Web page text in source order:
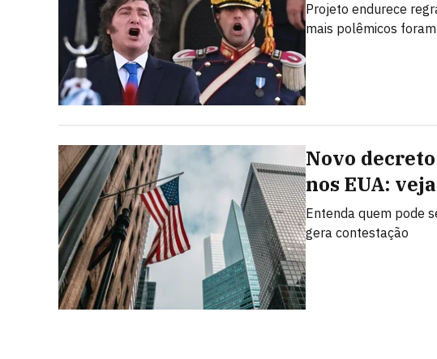
Projeto endurece
mais polêmicos
Novo
nos EUA:
Entenda quem pode
gera contestação